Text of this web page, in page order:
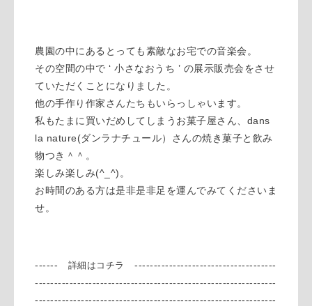
農園の中にあるとっても素敵なお宅での音楽会。
その空間の中で ‘ 小さなおうち ’ の展示販売会をさせ
ていただくことになりました。
他の手作り作家さんたちもいらっしゃいます。
私もたまに買いだめしてしまうお菓子屋さん、dans
la nature(ダンラナチュール）さんの焼き菓子と飲み
物つき＾＾。
楽しみ楽しみ(^_^)。
お時間のある方は是非是非足を運んでみてくださいま
せ。
------ 詳細はコチラ
-------------------------------------
---------------------------------------------------------------
---------------------------------------------------------------